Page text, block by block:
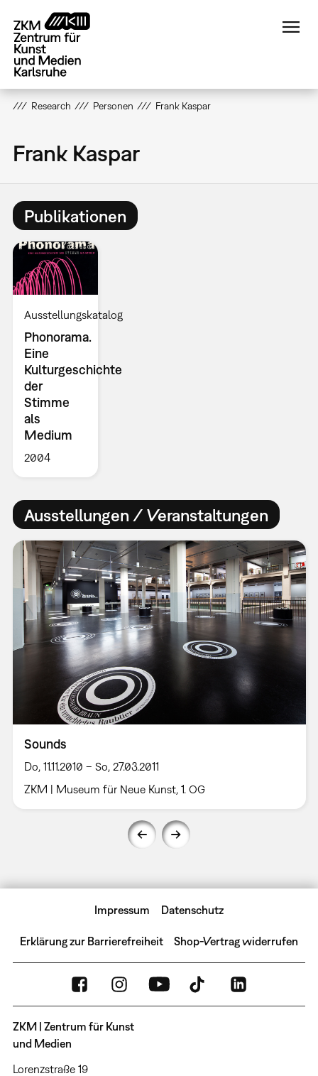
zum
Inhalt
Research Personen Frank Kaspar
Frank Kaspar
Publikationen
Ausstellungskatalog
Phonorama.
Eine
Kulturgeschichte
der
Stimme
als
Medium
2004
Ausstellungen / Veranstaltungen
Sounds
Do, 11.11.2010 – So, 27.03.2011
ZKM | Museum für Neue Kunst, 1. OG
Impressum Datenschutz
Erklärung zur Barrierefreiheit Shop-Vertrag widerrufen
ZKM | Zentrum für Kunst
und Medien
Lorenzstraße 19